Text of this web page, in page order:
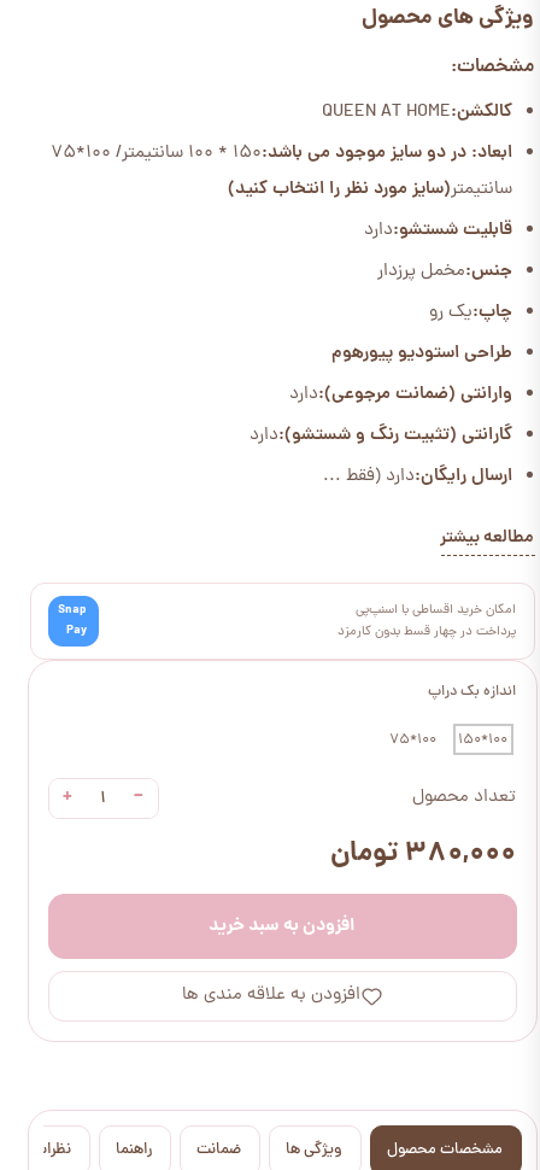
اندازه بک دراپ
100*150
100*75
تعداد محصول −
+
۳۸۰,۰۰۰ تومان
افزودن به سبد خرید
افزودن به علاقه مندی ها
ویژگی های محصول
مشخصات:
کالکشن:QUEEN AT HOME
ابعاد: در دو سایز موجود می باشد:
150 * 100 سانتیمتر/ 100*75
سانتیمتر(سایز مورد نظر را انتخاب کنید)
قابلیت شستشو:دارد
جنس:مخمل پرزدار
چاپ:یک رو
طراحی استودیو پیورهوم
وارانتی (ضمانت مرجوعی):دارد
گارانتی (تثبیت رنگ و شستشو):دارد
ارسال رایگان:دارد (فقط ...
مطالعه بیشتر
امکان خرید اقساطی با اسنپ‌پی
پرداخت در چهار قسط بدون کارمزد
Snap
Pay
مشخصات محصول ویژگی ها ضمانت راهنما نظرات